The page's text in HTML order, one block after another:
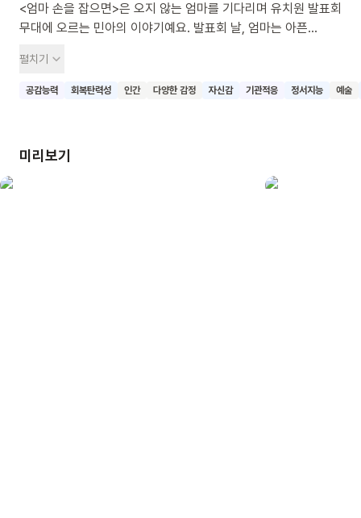
<엄마 손을 잡으면>은 오지 않는 엄마를 기다리며 유치원 발표회
무대에 오르는 민아의 이야기예요. 발표회 날, 엄마는 아픈
달리 혼자서 옷을 갈아입어야 했죠. 심지어 머리에 달 꽃장식을
집에 두고 와버렸네요. 불안하고 속상해진 민아는 결국 눈물을
잡으면>을 읽고 엄마와 아이의 단단한 신뢰와 따스한 애정을
펼치기
공감능력 회복탄력성 인간 다양한 감정 자신감 기관적응 정서지능 예술
미리보기